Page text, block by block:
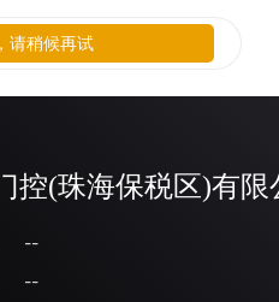
控(珠海保税区)有限
--
--
请稍候再试